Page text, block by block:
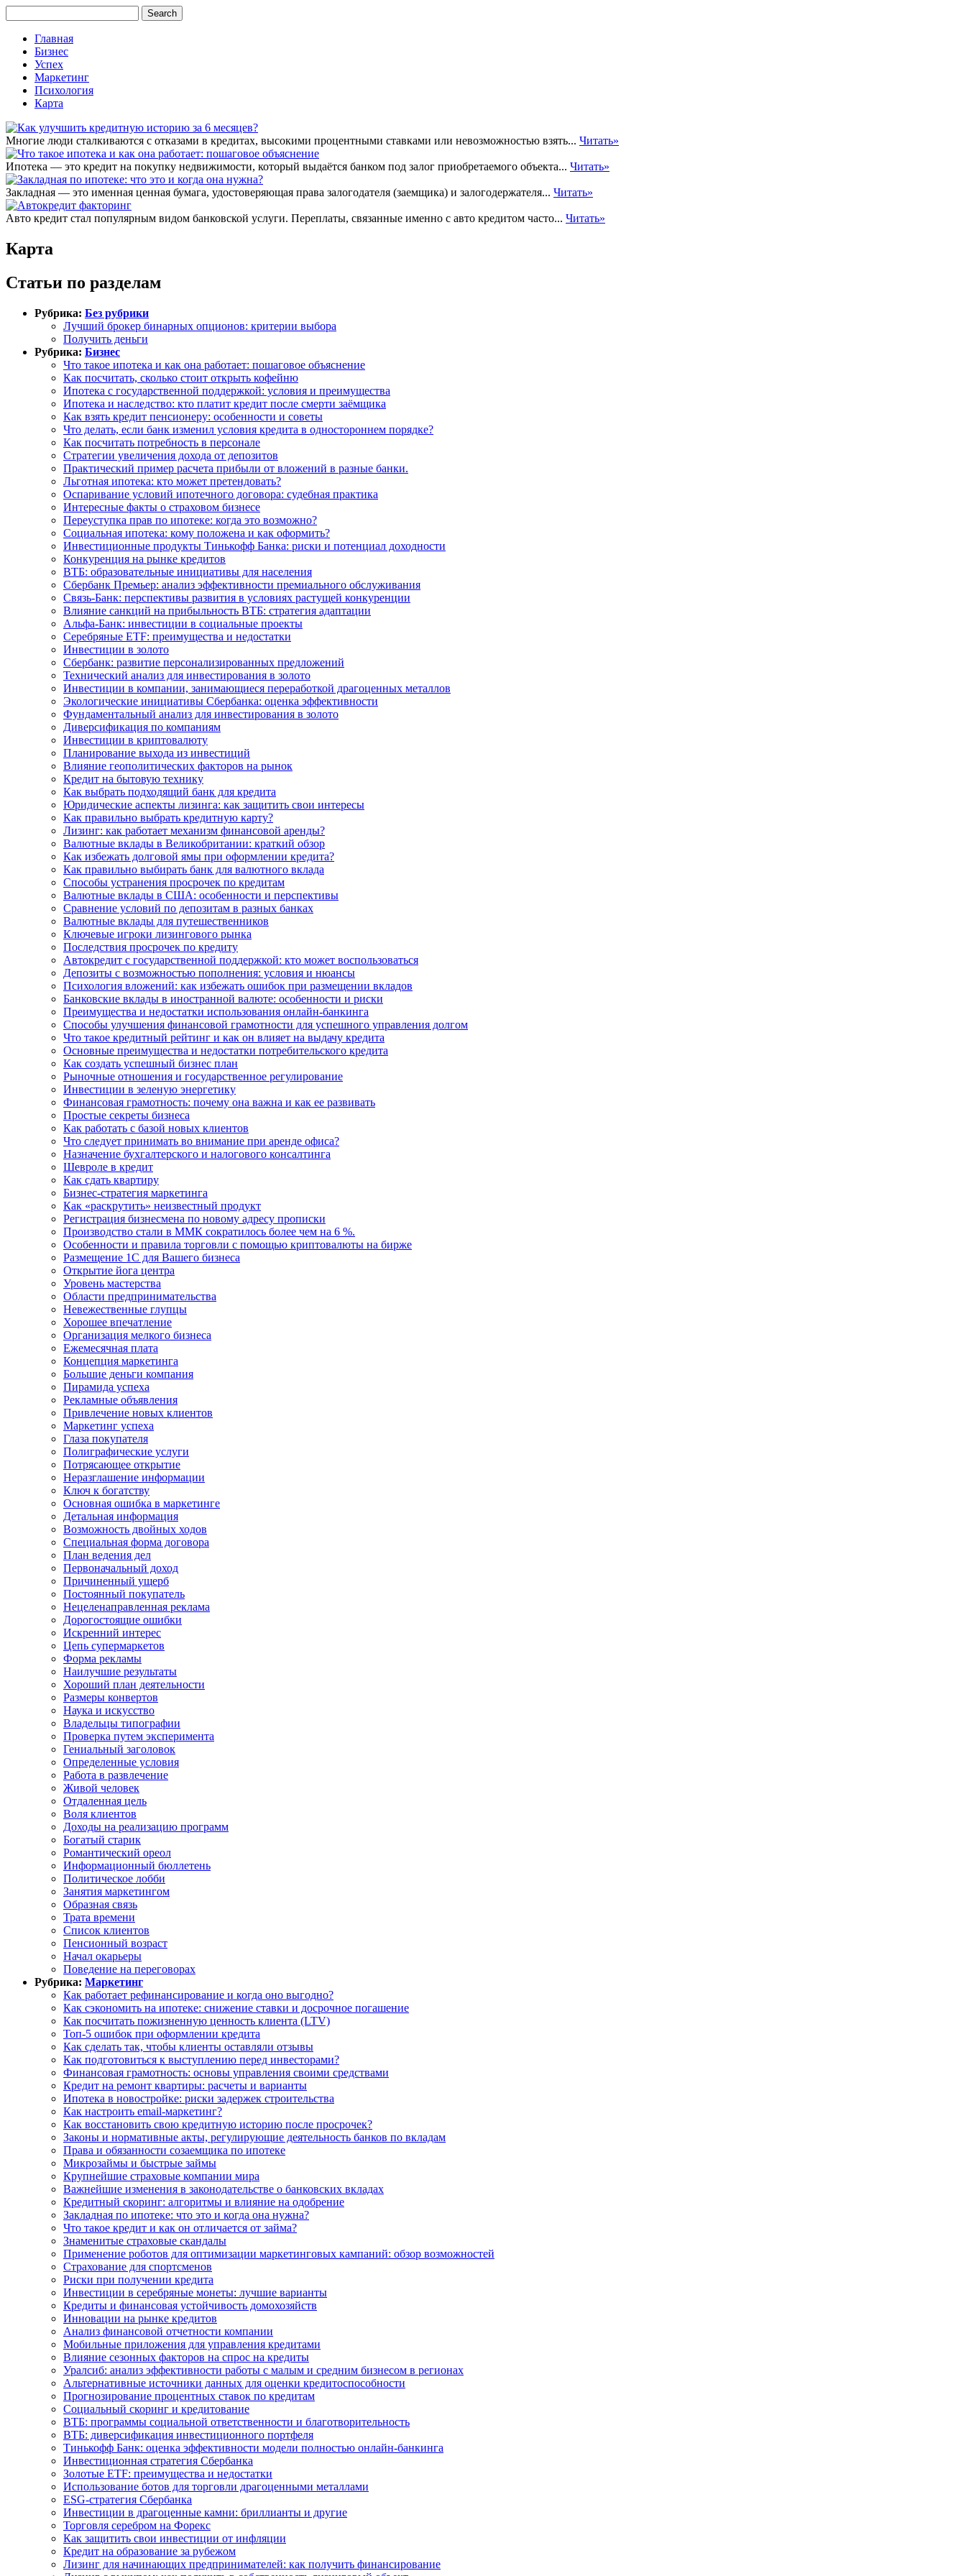
Главная
Бизнес
Успех
Маркетинг
Психология
Карта
Многие люди сталкиваются с отказами в кредитах, высокими процентными ставками или невозможностью взять... Читать»
Ипотека — это кредит на покупку недвижимости, который выдаётся банком под залог приобретаемого объекта... Читать»
Закладная — это именная ценная бумага, удостоверяющая права залогодателя (заемщика) и залогодержателя... Читать»
Авто кредит стал популярным видом банковской услуги. Переплаты, связанные именно с авто кредитом часто... Читать»
Карта
Статьи по разделам
Рубрика: Без рубрики
Лучший брокер бинарных опционов: критерии выбора
Получить деньги
Рубрика: Бизнес
Что такое ипотека и как она работает: пошаговое объяснение
Как посчитать, сколько стоит открыть кофейню
Ипотека с государственной поддержкой: условия и преимущества
Ипотека и наследство: кто платит кредит после смерти заёмщика
Как взять кредит пенсионеру: особенности и советы
Что делать, если банк изменил условия кредита в одностороннем порядке?
Как посчитать потребность в персонале
Стратегии увеличения дохода от депозитов
Практический пример расчета прибыли от вложений в разные банки.
Льготная ипотека: кто может претендовать?
Оспаривание условий ипотечного договора: судебная практика
Интересные факты о страховом бизнесе
Переуступка прав по ипотеке: когда это возможно?
Социальная ипотека: кому положена и как оформить?
Инвестиционные продукты Тинькофф Банка: риски и потенциал доходности
Конкуренция на рынке кредитов
ВТБ: образовательные инициативы для населения
Сбербанк Премьер: анализ эффективности премиального обслуживания
Связь-Банк: перспективы развития в условиях растущей конкуренции
Влияние санкций на прибыльность ВТБ: стратегия адаптации
Альфа-Банк: инвестиции в социальные проекты
Серебряные ETF: преимущества и недостатки
Инвестиции в золото
Сбербанк: развитие персонализированных предложений
Технический анализ для инвестирования в золото
Инвестиции в компании, занимающиеся переработкой драгоценных металлов
Экологические инициативы Сбербанка: оценка эффективности
Фундаментальный анализ для инвестирования в золото
Диверсификация по компаниям
Инвестиции в криптовалюту
Планирование выхода из инвестиций
Влияние геополитических факторов на рынок
Кредит на бытовую технику
Как выбрать подходящий банк для кредита
Юридические аспекты лизинга: как защитить свои интересы
Как правильно выбрать кредитную карту?
Лизинг: как работает механизм финансовой аренды?
Валютные вклады в Великобритании: краткий обзор
Как избежать долговой ямы при оформлении кредита?
Как правильно выбирать банк для валютного вклада
Способы устранения просрочек по кредитам
Валютные вклады в США: особенности и перспективы
Сравнение условий по депозитам в разных банках
Валютные вклады для путешественников
Ключевые игроки лизингового рынка
Последствия просрочек по кредиту
Автокредит с государственной поддержкой: кто может воспользоваться
Депозиты с возможностью пополнения: условия и нюансы
Психология вложений: как избежать ошибок при размещении вкладов
Банковские вклады в иностранной валюте: особенности и риски
Преимущества и недостатки использования онлайн-банкинга
Способы улучшения финансовой грамотности для успешного управления долгом
Что такое кредитный рейтинг и как он влияет на выдачу кредита
Основные преимущества и недостатки потребительского кредита
Как создать успешный бизнес план
Рыночные отношения и государственное регулирование
Инвестиции в зеленую энергетику
Финансовая грамотность: почему она важна и как ее развивать
Простые секреты бизнеса
Как работать с базой новых клиентов
Что следует принимать во внимание при аренде офиса?
Назначение бухгалтерского и налогового консалтинга
Шевроле в кредит
Как сдать квартиру
Бизнес-стратегия маркетинга
Как «раскрутить» неизвестный продукт
Регистрация бизнесмена по новому адресу прописки
Производство стали в ММК сократилось более чем на 6 %.
Особенности и правила торговли с помощью криптовалюты на бирже
Размещение 1С для Вашего бизнеса
Открытие йога центра
Уровень мастерства
Области предпринимательства
Невежественные глупцы
Хорошее впечатление
Организация мелкого бизнеса
Ежемесячная плата
Концепция маркетинга
Большие деньги компания
Пирамида успеха
Рекламные объявления
Привлечение новых клиентов
Маркетинг успеха
Глаза покупателя
Полиграфические услуги
Потрясающее открытие
Неразглашение информации
Ключ к богатству
Основная ошибка в маркетинге
Детальная информация
Возможность двойных ходов
Специальная форма договора
План ведения дел
Первоначальный доход
Причиненный ущерб
Постоянный покупатель
Нецеленаправленная реклама
Дорогостоящие ошибки
Искренний интерес
Цепь супермаркетов
Форма рекламы
Наилучшие результаты
Хороший план деятельности
Размеры конвертов
Наука и искусство
Владельцы типографии
Проверка путем эксперимента
Гениальный заголовок
Определенные условия
Работа в развлечение
Живой человек
Отдаленная цель
Воля клиентов
Доходы на реализацию программ
Богатый старик
Романтический ореол
Информационный бюллетень
Политическое лобби
Занятия маркетингом
Образная связь
Трата времени
Список клиентов
Пенсионный возраст
Начал окарьеры
Поведение на переговорах
Рубрика: Маркетинг
Как работает рефинансирование и когда оно выгодно?
Как сэкономить на ипотеке: снижение ставки и досрочное погашение
Как посчитать пожизненную ценность клиента (LTV)
Топ-5 ошибок при оформлении кредита
Как сделать так, чтобы клиенты оставляли отзывы
Как подготовиться к выступлению перед инвесторами?
Финансовая грамотность: основы управления своими средствами
Кредит на ремонт квартиры: расчеты и варианты
Ипотека в новостройке: риски задержек строительства
Как настроить email-маркетинг?
Как восстановить свою кредитную историю после просрочек?
Законы и нормативные акты, регулирующие деятельность банков по вкладам
Права и обязанности созаемщика по ипотеке
Микрозаймы и быстрые займы
Крупнейшие страховые компании мира
Важнейшие изменения в законодательстве о банковских вкладах
Кредитный скоринг: алгоритмы и влияние на одобрение
Закладная по ипотеке: что это и когда она нужна?
Что такое кредит и как он отличается от займа?
Знаменитые страховые скандалы
Применение роботов для оптимизации маркетинговых кампаний: обзор возможностей
Страхование для спортсменов
Риски при получении кредита
Инвестиции в серебряные монеты: лучшие варианты
Кредиты и финансовая устойчивость домохозяйств
Инновации на рынке кредитов
Анализ финансовой отчетности компании
Мобильные приложения для управления кредитами
Влияние сезонных факторов на спрос на кредиты
Уралсиб: анализ эффективности работы с малым и средним бизнесом в регионах
Альтернативные источники данных для оценки кредитоспособности
Прогнозирование процентных ставок по кредитам
Социальный скоринг и кредитование
ВТБ: программы социальной ответственности и благотворительность
ВТБ: диверсификация инвестиционного портфеля
Тинькофф Банк: оценка эффективности модели полностью онлайн-банкинга
Инвестиционная стратегия Сбербанка
Золотые ETF: преимущества и недостатки
Использование ботов для торговли драгоценными металлами
ESG-стратегия Сбербанка
Инвестиции в драгоценные камни: бриллианты и другие
Торговля серебром на Форекс
Как защитить свои инвестиции от инфляции
Кредит на образование за рубежом
Лизинг для начинающих предпринимателей: как получить финансирование